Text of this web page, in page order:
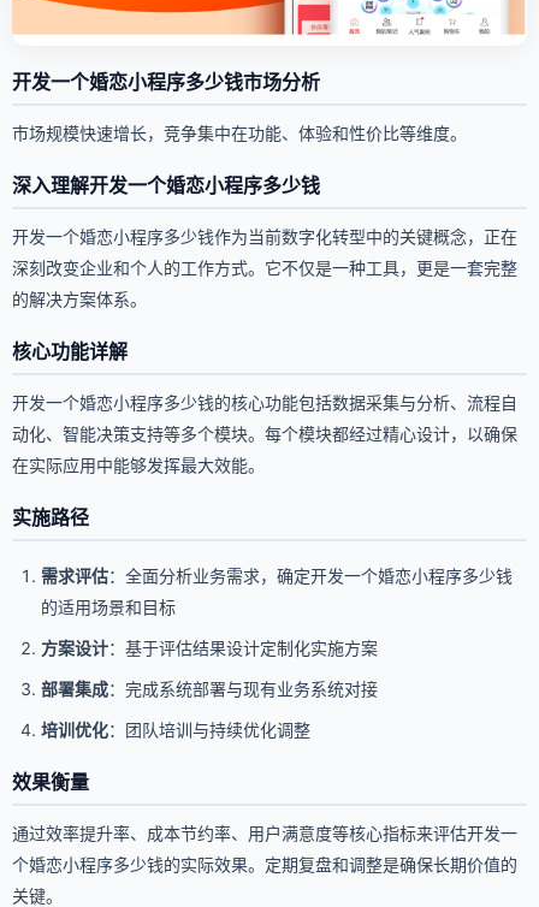
开发一个婚恋小程序多少钱市场分析
市场规模快速增长，竞争集中在功能、体验和性价比等维度。
深入理解开发一个婚恋小程序多少钱
开发一个婚恋小程序多少钱作为当前数字化转型中的关键概念，正在
深刻改变企业和个人的工作方式。它不仅是一种工具，更是一套完整
的解决方案体系。
核心功能详解
开发一个婚恋小程序多少钱的核心功能包括数据采集与分析、流程自
动化、智能决策支持等多个模块。每个模块都经过精心设计，以确保
在实际应用中能够发挥最大效能。
实施路径
需求评估：全面分析业务需求，确定开发一个婚恋小程序多少钱
的适用场景和目标
方案设计：基于评估结果设计定制化实施方案
部署集成：完成系统部署与现有业务系统对接
培训优化：团队培训与持续优化调整
效果衡量
通过效率提升率、成本节约率、用户满意度等核心指标来评估开发一
个婚恋小程序多少钱的实际效果。定期复盘和调整是确保长期价值的
关键。